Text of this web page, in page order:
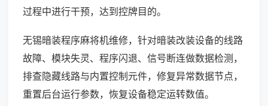
过程中进行干预，达到控牌目的。
无锡暗装程序麻将机维修，针对暗装改装设备的线路
故障、模块失灵、程序闪退、信号断连做数据检测，
排查隐藏线路与内置控制元件，修复异常数据节点，
重置后台运行参数，恢复设备稳定运转数值。